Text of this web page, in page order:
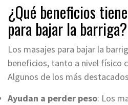
¿Qué beneficios
para bajar la barriga?
Los masajes para bajar la
beneficios, tanto a nivel físico
Algunos de los más
Ayudan a perder peso: Los